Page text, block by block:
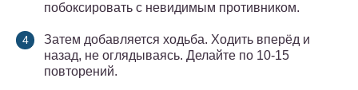
побоксировать с невидимым противником.
Затем добавляется ходьба. Ходить вперёд и
назад, не оглядываясь. Делайте по 10-15
повторений.